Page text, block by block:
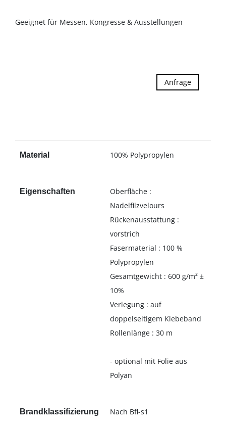
Geeignet für Messen, Kongresse & Ausstellungen
Anfrage
Material 100% Polypropylen
Eigenschaften
Oberfläche :
Nadelfilzvelours
Rückenausstattung :
vorstrich
Fasermaterial : 100 %
Polypropylen
Gesamtgewicht : 600 g/m² ±
10%
Verlegung : auf
doppelseitigem Klebeband
Rollenlänge : 30 m
- optional mit Folie aus
Polyan
Brandklassifizierung Nach Bfl-s1